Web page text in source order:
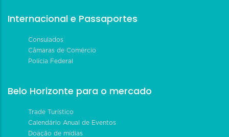
Internacional e Passaportes
Consulados
Câmaras de Comércio
Polícia Federal
Belo Horizonte para o mercado
Trade Turístico
Calendário Anual de Eventos
Doação de mídias